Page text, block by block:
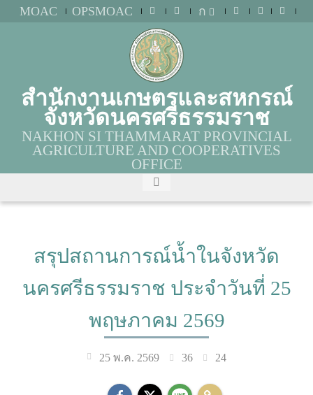
MOAC OPSMOAC ก
สำนักงานเกษตรและสหกรณ์
จังหวัดนครศรีธรรมราช
NAKHON SI THAMMARAT PROVINCIAL
AGRICULTURE AND COOPERATIVES
OFFICE
สรุปสถานการณ์น้ำในจังหวัด
นครศรีธรรมราช ประจำวันที่ 25
พฤษภาคม 2569
25 พ.ค. 2569 36 24